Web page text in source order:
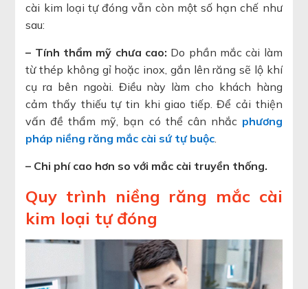
cài kim loại tự đóng vẫn còn một số hạn chế như
sau:
– Tính thẩm mỹ chưa cao: Do phần mắc cài làm
từ thép không gỉ hoặc inox, gắn lên răng sẽ lộ khí
cụ ra bên ngoài. Điều này làm cho khách hàng
cảm thấy thiếu tự tin khi giao tiếp. Để cải thiện
vấn đề thẩm mỹ, bạn có thể cân nhắc phương
pháp niềng răng mắc cài sứ tự buộc.
– Chi phí cao hơn so với mắc cài truyền thống.
Quy trình niềng răng mắc cài
kim loại tự đóng